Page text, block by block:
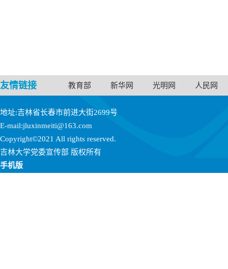
友情链接 教育部 新华网 光明网 人民网
地址:吉林省长春市前进大街2699号
E-mail:jluxinmeiti@163.com
Copyright©2021 All rights reserved.
吉林大学党委宣传部 版权所有
手机版